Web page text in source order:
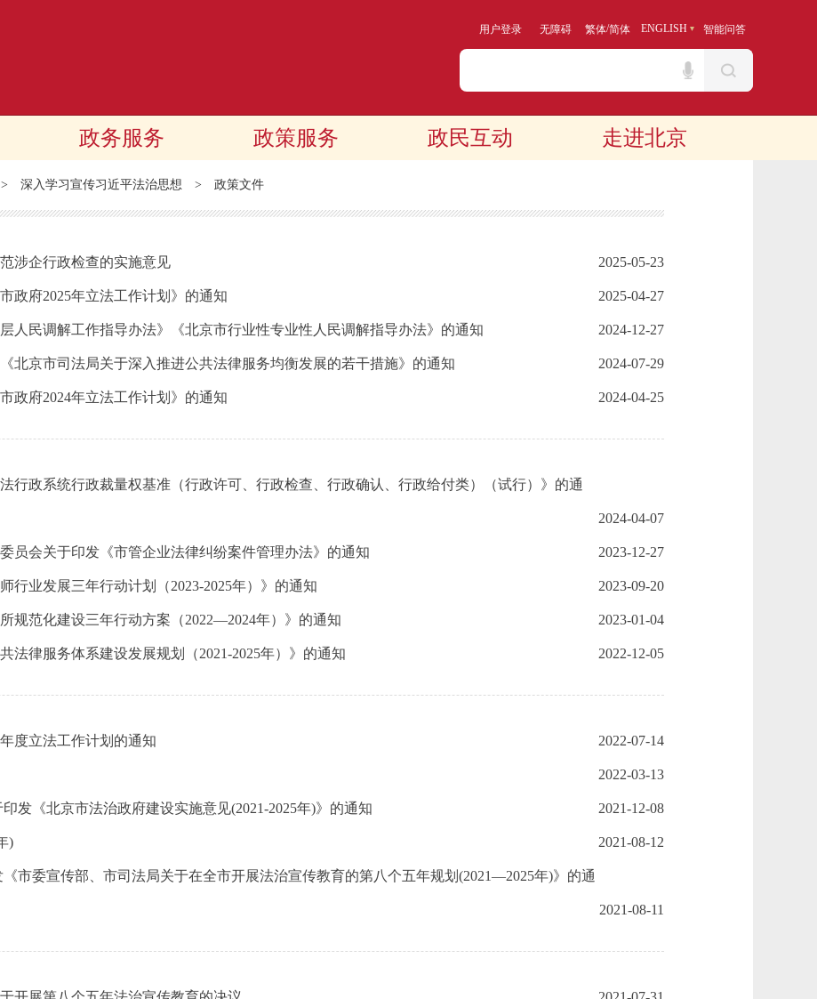
用户登录 无障碍 繁体/简体 ENGLISH 智能问答
政务服务 政策服务 政民互动 走进北京
深入学习宣传习近平法治思想 > 政策文件
涉企行政检查的实施意见 2025-05-23
政府2025年立法工作计划》的通知 2025-04-27
人民调解工作指导办法》《北京市行业性专业性人民调解指导办法》的通知 2024-12-27
北京市司法局关于深入推进公共法律服务均衡发展的若干措施》的通知 2024-07-29
政府2024年立法工作计划》的通知 2024-04-25
行政系统行政裁量权基准（行政许可、行政检查、行政确认、行政给付类）（试行）》的通
2024-04-07
员会关于印发《市管企业法律纠纷案件管理办法》的通知 2023-12-27
行业发展三年行动计划（2023-2025年）》的通知 2023-09-20
规范化建设三年行动方案（2022—2024年）》的通知 2023-01-04
法律服务体系建设发展规划（2021-2025年）》的通知 2022-12-05
度立法工作计划的通知 2022-07-14
2022-03-13
发《北京市法治政府建设实施意见(2021-2025年)》的通知 2021-12-08
) 2021-08-12
市委宣传部、市司法局关于在全市开展法治宣传教育的第八个五年规划(2021—2025年)》的通
2021-08-11